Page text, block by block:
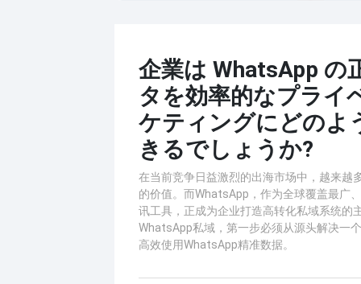
企業は WhatsApp の
タを効率的なプライ
ケティングにどのよ
きるでしょうか?
在当前竞争日益激烈的出海市场中，越来越
的价值。而WhatsApp，作为全球覆盖最广
讯工具，正成为企业打造高转化私域系统的
WhatsApp私域，第一步必须从源头解决一
高效使用WhatsApp精准数据。